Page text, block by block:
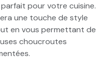
pour votre cuisine.
une touche de style
en vous permettant de
choucroutes